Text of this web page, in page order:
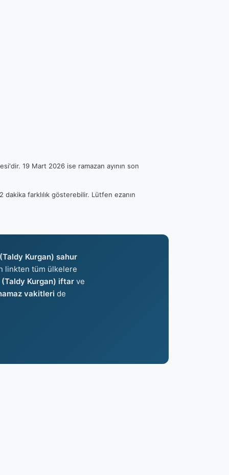
19 Mart 2026 ise ramazan ayının son
dakika farklılık gösterebilir. Lütfen ezanın
Kurgan) sahur
linkten tüm ülkelere
(Taldy Kurgan) iftarve
vakitleri de